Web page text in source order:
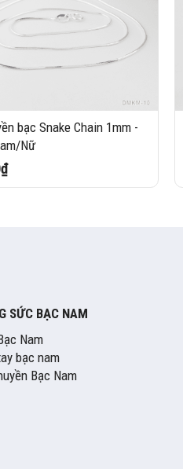
bạc Snake Chain 1mm -
Nữ
SỨC BẠC NAM
Nam
bạc nam
Bạc Nam